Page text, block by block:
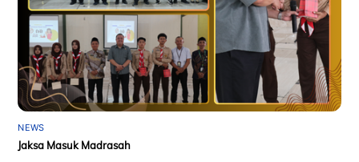
NEWS
Jaksa Masuk Madrasah